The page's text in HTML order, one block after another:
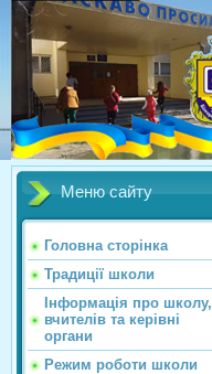
Меню сайту
Головна сторінка
Традиції школи
Інформація про школу,
вчителів та керівні
органи
Режим роботи школи